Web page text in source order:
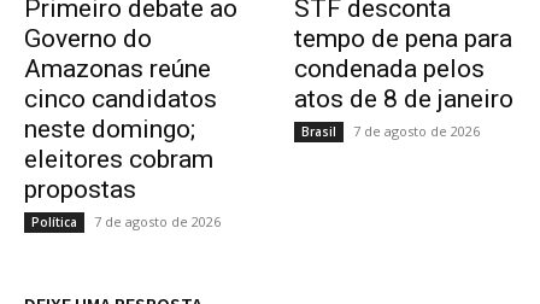
Primeiro debate ao
Governo do
Amazonas reúne
cinco candidatos
neste domingo;
eleitores cobram
propostas
Política 7 de agosto de 2026
STF desconta
tempo de pena para
condenada pelos
atos de 8 de janeiro
Brasil 7 de agosto de 2026